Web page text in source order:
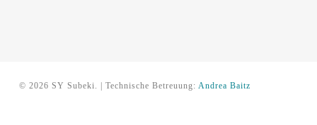
© 2026 SY Subeki. | Technische Betreuung: Andrea Baitz